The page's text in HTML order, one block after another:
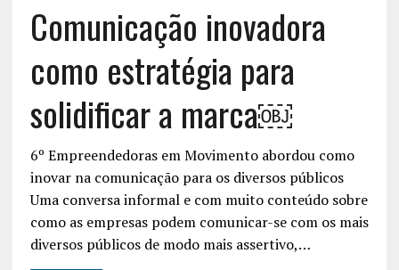
Comunicação inovadora
como estratégia para
solidificar a marca￼
6º Empreendedoras em Movimento abordou como
inovar na comunicação para os diversos públicos
Uma conversa informal e com muito conteúdo sobre
como as empresas podem comunicar-se com os mais
diversos públicos de modo mais assertivo,…